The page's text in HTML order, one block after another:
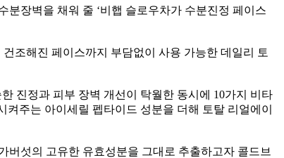
분장벽을 채워 줄 ‘비햅 슬로우차가 수분진정 페이스
조해진 페이스까지 부담없이 사용 가능한 데일리 토
진정과 피부 장벽 개선이 탁월한 동시에 10가지 비타
주는 아이세릴 펩타이드 성분을 더해 토탈 리얼에이
버섯의 고유한 유효성분을 그대로 추출하고자 콜드브